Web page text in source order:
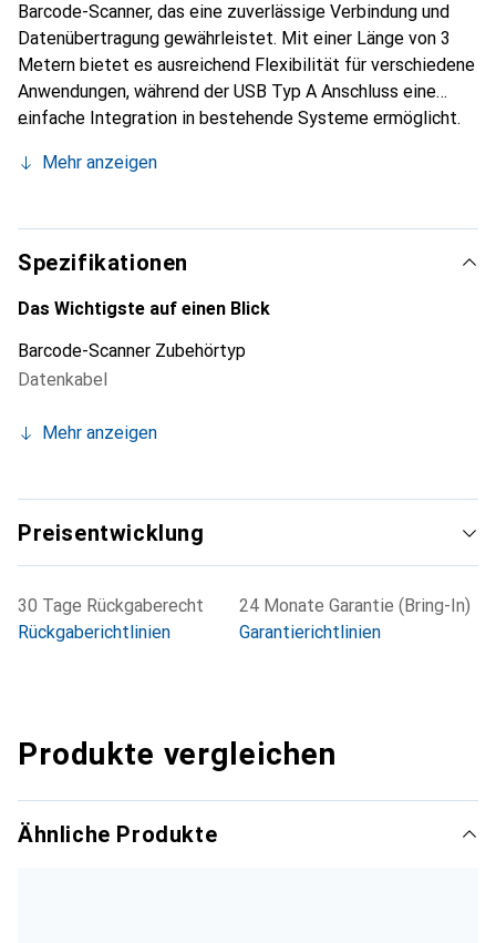
Barcode-Scanner, das eine zuverlässige Verbindung und
Datenübertragung gewährleistet. Mit einer Länge von 3
Metern bietet es ausreichend Flexibilität für verschiedene
Anwendungen, während der USB Typ A Anschluss eine
einfache Integration in bestehende Systeme ermöglicht.
Umgebungen konzipiert und bietet eine 5-Volt-
Die gerade Bauform des Kabels sorgt für eine einfache
Handhabung und Installation. Die schwarze Farbe des
Kabels verleiht ihm ein professionelles Aussehen und
ermöglicht eine einfache Identifizierung in einem
die auf eine zuverlässige und langlebige Verbindung
angewiesen sind.
Mehr anzeigen
Spezifikationen
Das Wichtigste auf einen Blick
Barcode-Scanner Zubehörtyp
Datenkabel
Mehr anzeigen
Preisentwicklung
30 Tage Rückgaberecht
Rückgaberichtlinien
24 Monate Garantie (Bring-In)
Garantierichtlinien
Produkte vergleichen
Ähnliche Produkte